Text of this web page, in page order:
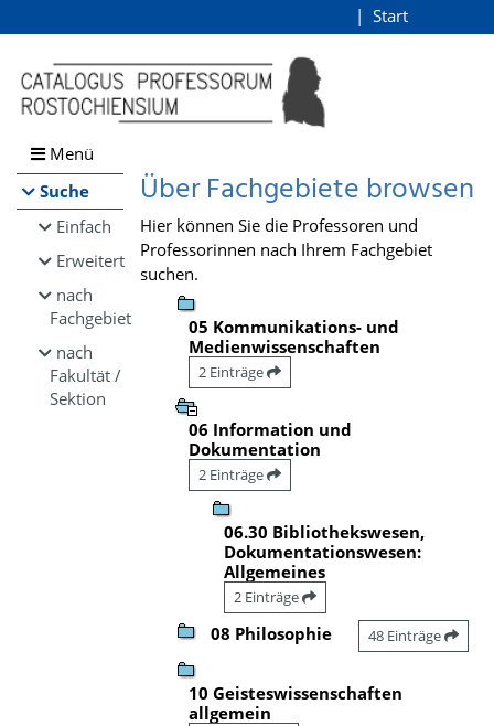
Browsen
direkt zum Inhalt
Start
Menü
Suche
Einfach
Erweitert
nach
Fachgebiet
nach
Fakultät /
Sektion
Über Fachgebiete browsen
Hier können Sie die Professoren und
Professorinnen nach Ihrem Fachgebiet
suchen.
05 Kommunikations- und
Medienwissenschaften
2 Einträge
06 Information und
Dokumentation
2 Einträge
06.30 Bibliothekswesen,
Dokumentationswesen:
Allgemeines
2 Einträge
08 Philosophie 48 Einträge
10 Geisteswissenschaften
allgemein